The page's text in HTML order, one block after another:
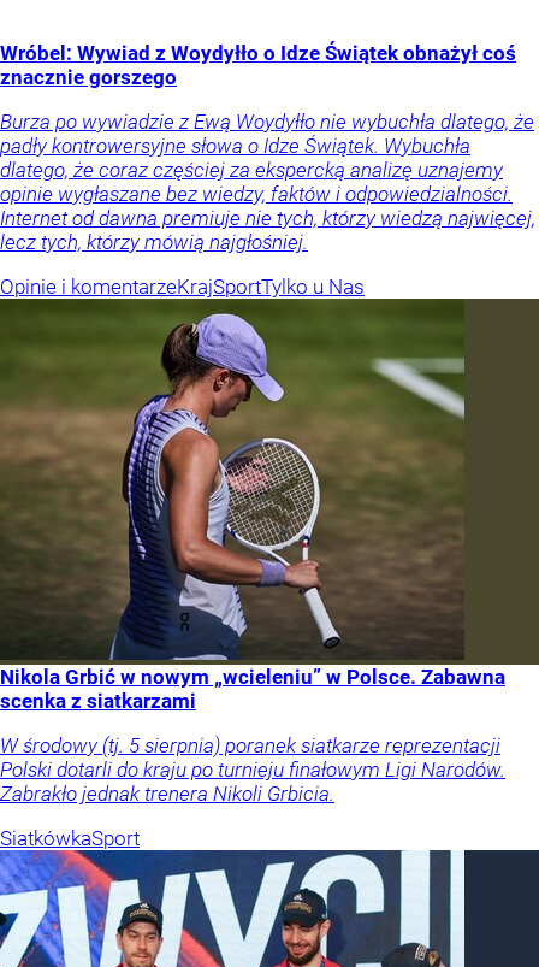
Wróbel: Wywiad z Woydyłło o Idze Świątek obnażył coś
znacznie gorszego
Burza po wywiadzie z Ewą Woydyłło nie wybuchła dlatego, że
padły kontrowersyjne słowa o Idze Świątek. Wybuchła
dlatego, że coraz częściej za ekspercką analizę uznajemy
opinie wygłaszane bez wiedzy, faktów i odpowiedzialności.
Internet od dawna premiuje nie tych, którzy wiedzą najwięcej,
lecz tych, którzy mówią najgłośniej.
Opinie i komentarzeKrajSportTylko u Nas
Nikola Grbić w nowym „wcieleniu” w Polsce. Zabawna
scenka z siatkarzami
W środowy (tj. 5 sierpnia) poranek siatkarze reprezentacji
Polski dotarli do kraju po turnieju finałowym Ligi Narodów.
Zabrakło jednak trenera Nikoli Grbicia.
SiatkówkaSport